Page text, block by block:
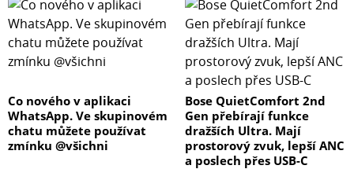
Co nového v aplikaci
WhatsApp. Ve skupinovém
chatu můžete používat
zmínku @všichni
Bose QuietComfort 2nd
Gen přebírají funkce
dražších Ultra. Mají
prostorový zvuk, lepší ANC
a poslech přes USB-C